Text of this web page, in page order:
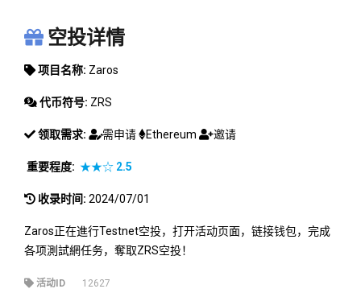
空投详情
项目名称: Zaros
代币符号: ZRS
领取需求: 需申请 Ethereum 邀请
重要程度: ★★☆ 2.5
收录时间: 2024/07/01
Zaros正在進行Testnet空投，打开活动页面，链接钱包，完成
各项測試網任务，奪取ZRS空投！
活动ID 12627